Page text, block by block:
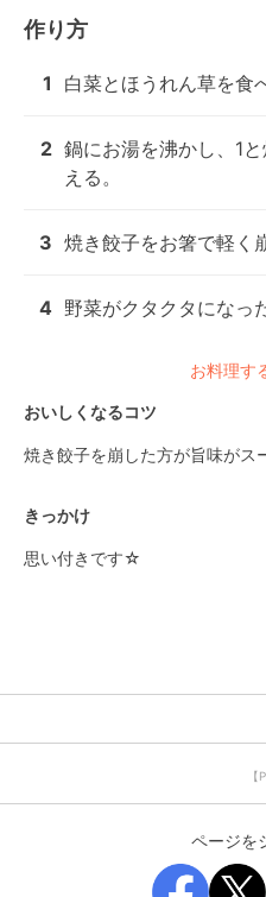
作り方
1 白菜とほうれん草を食
2 鍋にお湯を沸かし、1
える。
3 焼き餃子をお箸で軽く
4 野菜がクタクタになっ
お料理す
おいしくなるコツ
焼き餃子を崩した方が旨味が
きっかけ
思い付きです☆
【
ページを